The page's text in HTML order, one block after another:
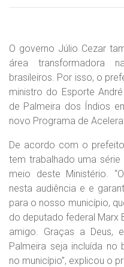
O governo Júlio Cezar
área transformadora
brasileiros. Por isso, o
ministro do Esporte
de Palmeira dos Índios
novo Programa de
De acordo com o
tem trabalhado uma
meio deste Ministério.
nesta audiência e e
para o nosso município,
do deputado federal Marx
amigo. Graças a Deus,
Palmeira seja incluída no
no município”, explicou o